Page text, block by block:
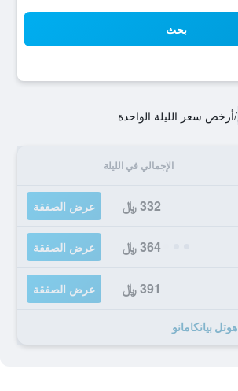
بحث
/أرخص سعر الليلة الواحدة
الإجمالي في الليلة
332 ﷼ عرض الصفقة
364 ﷼ عرض الصفقة
391 ﷼ عرض الصفقة